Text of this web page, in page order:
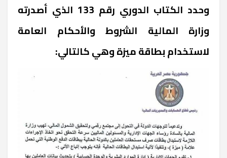
وحدد الكتاب الدوري رقم 133 الذي أصدرته
وزارة المالية الشروط والأحكام العامة
لاستخدام بطاقة ميزة وهي كالتالي: